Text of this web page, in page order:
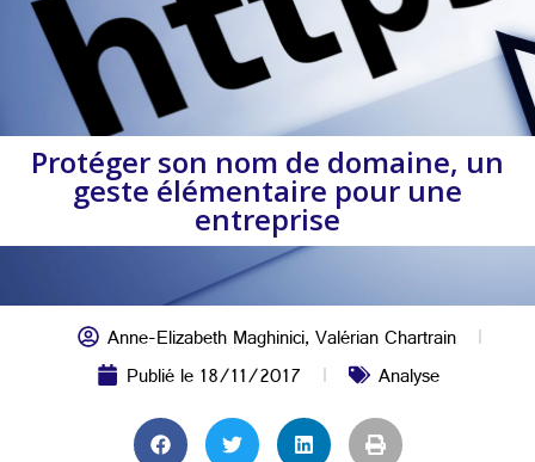
Protéger son nom de domaine, un
geste élémentaire pour une
entreprise
Anne-Elizabeth Maghinici,Valérian Chartrain
Publié le18/11/2017 Analyse